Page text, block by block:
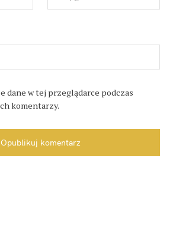
dane w tej przeglądarce podczas
komentarzy.
Opublikuj komentarz